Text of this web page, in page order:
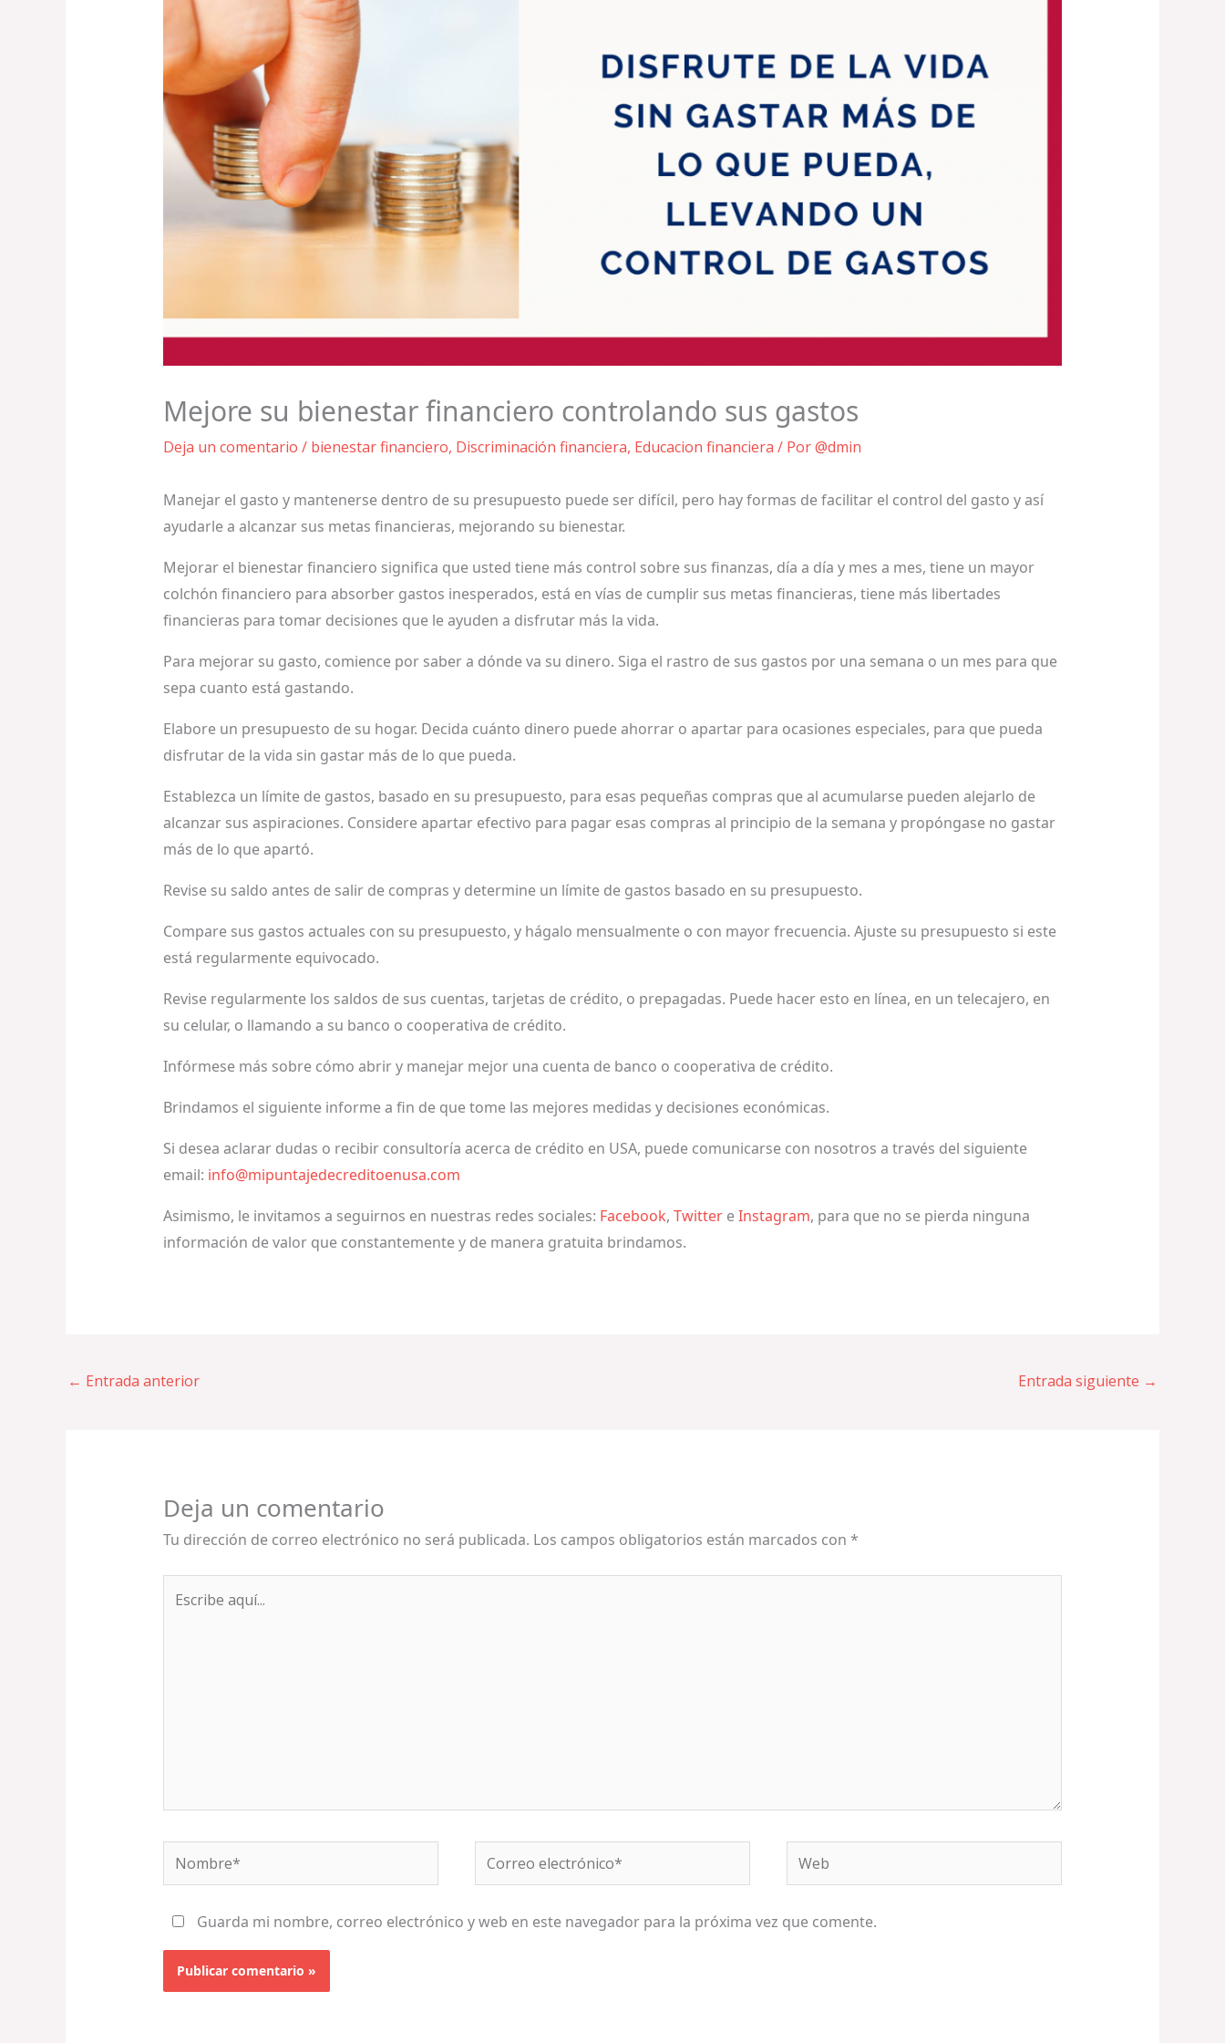
Mejore su bienestar financiero controlando sus gastos
Deja un comentario / bienestar financiero, Discriminación financiera, Educacion financiera / Por@dmin
Manejar el gasto y mantenerse dentro de su presupuesto puede ser difícil, pero hay formas de facilitar el control del gasto y así
ayudarle a alcanzar sus metas financieras, mejorando su bienestar.
Mejorar el bienestar financiero significa que usted tiene más control sobre sus finanzas, día a día y mes a mes, tiene un mayor
colchón financiero para absorber gastos inesperados, está en vías de cumplir sus metas financieras, tiene más libertades
financieras para tomar decisiones que le ayuden a disfrutar más la vida.
Para mejorar su gasto, comience por saber a dónde va su dinero. Siga el rastro de sus gastos por una semana o un mes para que
sepa cuanto está gastando.
Elabore un presupuesto de su hogar. Decida cuánto dinero puede ahorrar o apartar para ocasiones especiales, para que pueda
disfrutar de la vida sin gastar más de lo que pueda.
Establezca un límite de gastos, basado en su presupuesto, para esas pequeñas compras que al acumularse pueden alejarlo de
alcanzar sus aspiraciones. Considere apartar efectivo para pagar esas compras al principio de la semana y propóngase no gastar
más de lo que apartó.
Revise su saldo antes de salir de compras y determine un límite de gastos basado en su presupuesto.
Compare sus gastos actuales con su presupuesto, y hágalo mensualmente o con mayor frecuencia. Ajuste su presupuesto si este
está regularmente equivocado.
Revise regularmente los saldos de sus cuentas, tarjetas de crédito, o prepagadas. Puede hacer esto en línea, en un telecajero, en
su celular, o llamando a su banco o cooperativa de crédito.
Infórmese más sobre cómo abrir y manejar mejor una cuenta de banco o cooperativa de crédito.
Brindamos el siguiente informe a fin de que tome las mejores medidas y decisiones económicas.
Si desea aclarar dudas o recibir consultoría acerca de crédito en USA, puede comunicarse con nosotros a través del siguiente
email: info@mipuntajedecreditoenusa.com
Asimismo, le invitamos a seguirnos en nuestras redes sociales: Facebook, TwittereInstagram, para que no se pierda ninguna
información de valor que constantemente y de manera gratuita brindamos.
← Entrada anterior Entrada siguiente →
Deja un comentario
Tu dirección de correo electrónico no será publicada. Los campos obligatorios están marcados con *
Nombre*
Correo
electrónico*
Web
Guarda mi nombre, correo electrónico y web en este navegador para la próxima vez que comente.